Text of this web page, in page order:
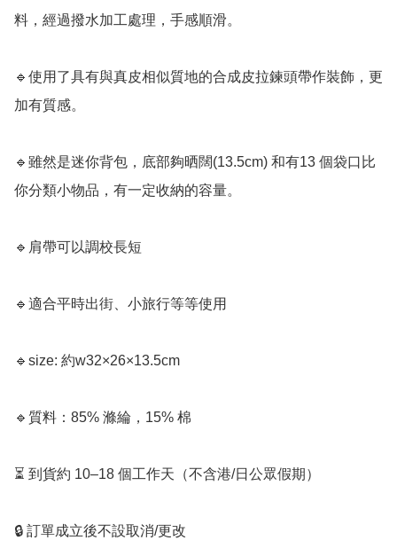
料，經過撥水加工處理，手感順滑。
🔹使用了具有與真皮相似質地的合成皮拉鍊頭帶作裝飾，更
加有質感。
🔹雖然是迷你背包，底部夠晒闊(13.5cm) 和有13 個袋口比
你分類小物品，有一定收納的容量。
🔹肩帶可以調校長短
🔹適合平時出街、小旅行等等使用
🔹size: 約w32×26×13.5cm
🔹質料：85% 滌綸，15% 棉
⏳ 到貨約 10–18 個工作天（不含港/日公眾假期）
🔒 訂單成立後不設取消/更改